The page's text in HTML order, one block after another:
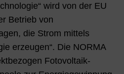
wird von der EU
Betrieb von
die Strom mittels
erzeugen“. Die NORMA
Fotovoltaik-